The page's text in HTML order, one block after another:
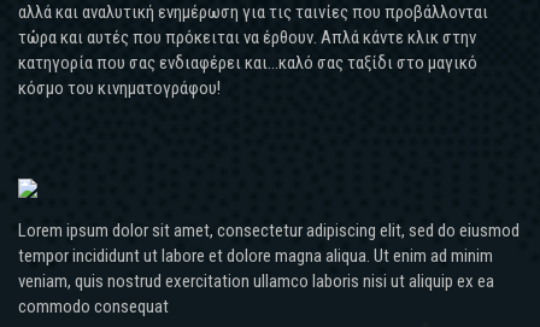
αλλά και αναλυτική ενημέρωση για τις ταινίες που προβάλλονται
τώρα και αυτές που πρόκειται να έρθουν. Απλά κάντε κλικ στην
κατηγορία που σας ενδιαφέρει και...καλό σας ταξίδι στο μαγικό
κόσμο του κινηματογράφου!
Lorem ipsum dolor sit amet, consectetur adipiscing elit, sed do eiusmod
tempor incididunt ut labore et dolore magna aliqua. Ut enim ad minim
veniam, quis nostrud exercitation ullamco laboris nisi ut aliquip ex ea
commodo consequat